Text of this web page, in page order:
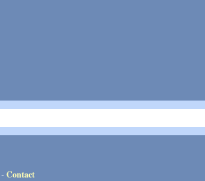
-Contact